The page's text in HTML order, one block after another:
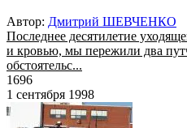
Автор: Дмитрий ШЕВЧЕНКО
Последнее десятилетие
и кровью, мы пережили два
обстоятельс...
1696
1 сентября 1998